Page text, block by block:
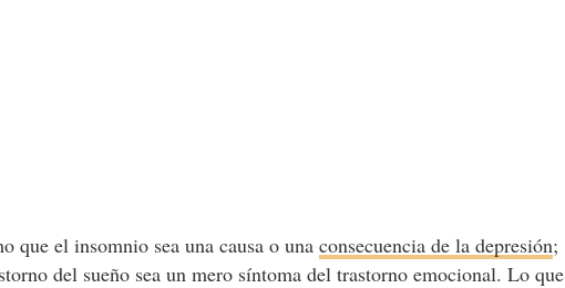
que el insomnio sea una causa o unaconsecuencia de la depresión;
del sueño sea un mero síntoma del trastorno emocional. Lo que